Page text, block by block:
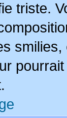
triste.